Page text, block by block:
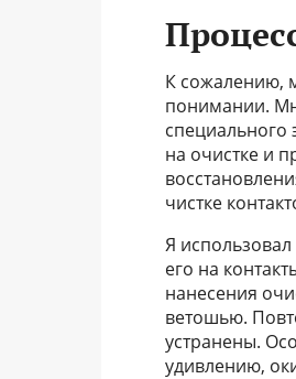
К сожалению,
понимании.
специального
на очистке и
чистке
Я
его на
нанесения
ветошью.
устранены.
удивлению,